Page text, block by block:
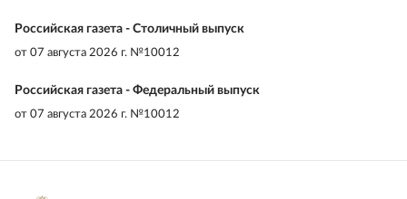
Российская газета - Столичный выпуск
от 07 августа 2026 г. №10012
Российская газета - Федеральный выпуск
от 07 августа 2026 г. №10012